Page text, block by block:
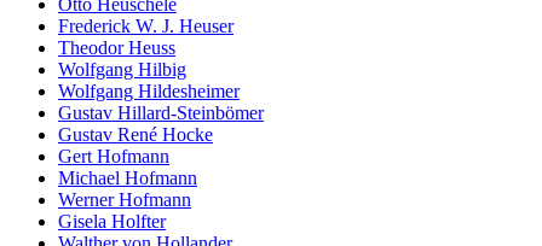
Frederick W. J. Heuser
Theodor Heuss
Wolfgang Hilbig
Wolfgang Hildesheimer
Gustav Hillard-Steinbömer
Gustav René Hocke
Gert Hofmann
Michael Hofmann
Werner Hofmann
Gisela Holfter